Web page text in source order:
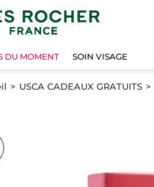
DU MOMENT SOIN VISAGE
USCA CADEAUX GRATUITS